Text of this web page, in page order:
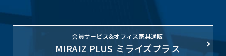
会員サービス&オフィス家具通販
MIRAIZ PLUS ミライズプラス